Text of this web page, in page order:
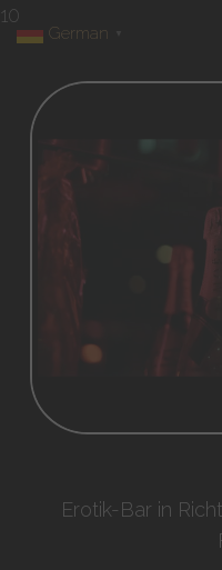
10
Erotik-Bar in
German